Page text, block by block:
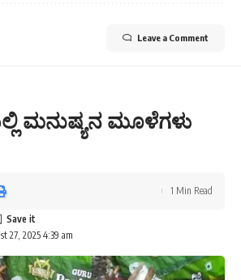
Leave a Comment
ಮನುಷ್ಯನ ಮೂಳೆಗಳು
27, 2025 4:39 am
1 Min Read